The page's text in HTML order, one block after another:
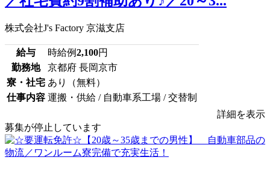
株式会社J's Factory 京滋支店
給与 時給例2,100円
勤務地
京都府 長岡京市
寮・社宅 あり（無料）
仕事内容 運搬・供給 / 自動車系工場 / 交替制
詳細を表示
募集が停止しています